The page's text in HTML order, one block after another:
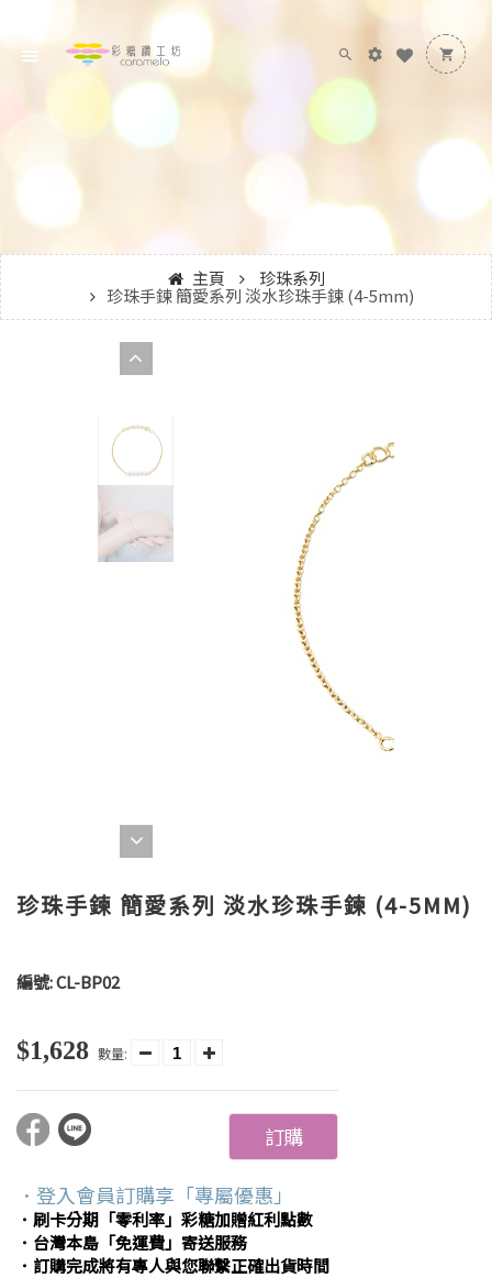
主頁 珍珠系列
珍珠手鍊 簡愛系列 淡水珍珠手鍊 (4-5mm)
珍珠手鍊 簡愛系列 淡水珍珠手鍊 (4-5MM)
編號:CL-BP02
$1,628 數量:
訂購
．登入會員訂購享「專屬優惠」
．刷卡分期「零利率」彩糖加贈紅利點數
．台灣本島「免運費」寄送服務
．訂購完成將有專人與您聯繫正確出貨時間